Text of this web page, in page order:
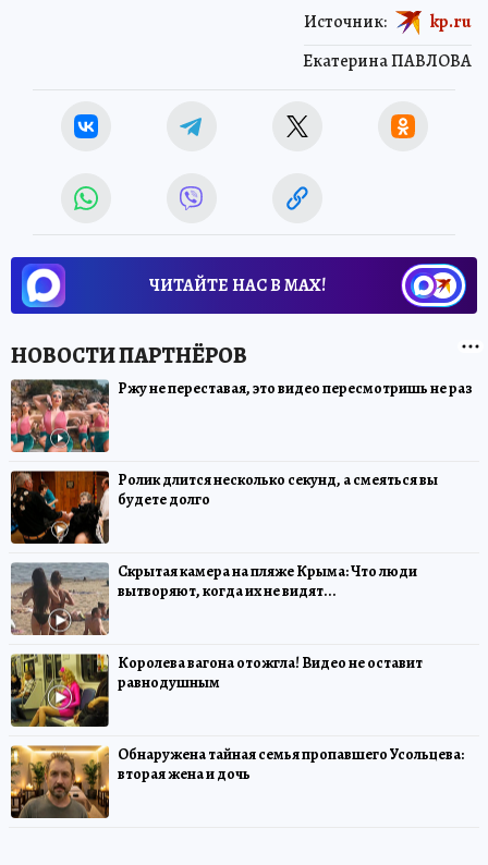
Екатерина ПАВЛОВА
Источник: kp.ru
ЧИТАЙТЕ НАС В МАХ!
Ржу не переставая, это видео пересмотришь не раз
Ролик длится несколько секунд, а смеяться вы
будете долго
Скрытая камера на пляже Крыма: Что люди
вытворяют, когда их не видят...
Королева вагона отожгла! Видео не оставит
равнодушным
Обнаружена тайная семья пропавшего Усольцева:
вторая жена и дочь